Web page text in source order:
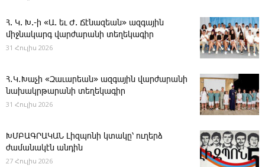
Հ. Կ. Խ.-ի «Ա. եւ Ժ. ­Ճէնազեան» ազգային
միջնակարգ վարժարանի տեղեկագիր
31 Հուլիս 2026
Հ․Կ․Խաչի «Զաւարեան» ազգային վարժարանի
նախակրթարանի տեղեկագիր
31 Հուլիս 2026
ԽՄԲԱԳՐԱԿԱՆ ­Լիզպոնի կտակը՝ ուղերձ
ժամանակէն անդին
27 Հուլիս 2026